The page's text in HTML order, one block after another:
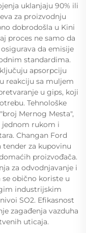
uklanjaju 90% ili
za proizvodnju
dobrodošla u Kini
proces ne samo da
da emisije
standardima.
apsorpciju
reakciju sa muljem
u gips, koji
Tehnološke
Mernog Mesta",
jednom rukom i
Changan Ford
za kupovinu
proizvođača.
za odvodnjavanje i
obično koriste u
industrijskim
SO2. Efikasnost
zagađenja vazduha
uticaja.